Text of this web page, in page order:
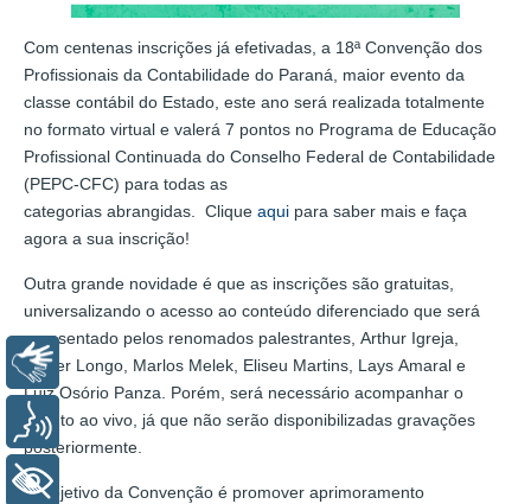
Com centenas inscrições já efetivadas, a 18ª Convenção dos
Profissionais da Contabilidade do Paraná, maior evento da
classe contábil do Estado, este ano será realizada totalmente
no formato virtual e valerá 7 pontos no Programa de Educação
Profissional Continuada do Conselho Federal de Contabilidade
(PEPC-CFC) para todas as
categorias abrangidas. Clique aqui para saber mais e faça
agora a sua inscrição!
Outra grande novidade é que as inscrições são gratuitas,
universalizando o acesso ao conteúdo diferenciado que será
apresentado pelos renomados palestrantes, Arthur Igreja,
Walter Longo, Marlos Melek, Eliseu Martins, Lays Amaral e
Luiz Osório Panza. Porém, será necessário acompanhar o
evento ao vivo, já que não serão disponibilizadas gravações
posteriormente.
O objetivo da Convenção é promover aprimoramento
Libras
Voz